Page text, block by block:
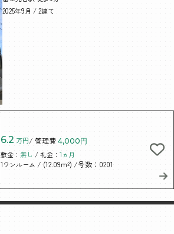
2025年9月 / 2建て
6.2 万円/ 管理費 4,000円
敷金： 無し / 礼金：1ヵ月
1ワンルーム / (12.09m²) /号数：0201